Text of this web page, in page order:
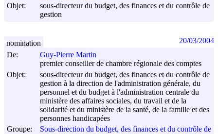
Objet:
sous-directeur du budget, des finances et du contrôle de
gestion
De:
Guy-Pierre Martin
premier conseiller de chambre régionale des comptes
Objet:
sous-directeur du budget, des finances et du contrôle de
gestion à la direction de l'administration générale, du
personnel et du budget à l'administration centrale du
ministère des affaires sociales, du travail et de la
solidarité et du ministère de la santé, de la famille et des
personnes handicapées
Groupe:
Sous-direction du budget, des finances et du contrôle de
nomination 20/03/2004